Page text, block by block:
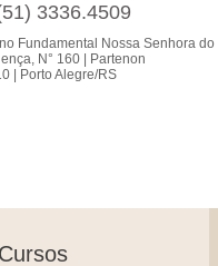
3336.4509
Fundamental Nossa Senhora do
N° 160 | Partenon
| Porto Alegre/RS
Cursos